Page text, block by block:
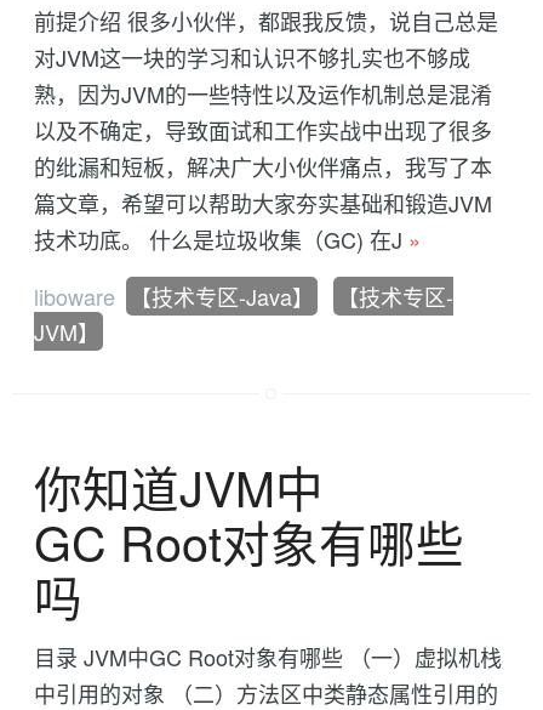
前提介绍 很多小伙伴，都跟我反馈，说自己总是
对JVM这一块的学习和认识不够扎实也不够成
熟，因为JVM的一些特性以及运作机制总是混淆
以及不确定，导致面试和工作实战中出现了很多
的纰漏和短板，解决广大小伙伴痛点，我写了本
篇文章，希望可以帮助大家夯实基础和锻造JVM
技术功底。 什么是垃圾收集（GC) 在J »
liboware
【技术专区-Java】
【技术专区-
JVM】
你知道JVM中
GC Root对象有哪些
吗
目录 JVM中GC Root对象有哪些 （一）虚拟机栈
中引用的对象 （二）方法区中类静态属性引用的